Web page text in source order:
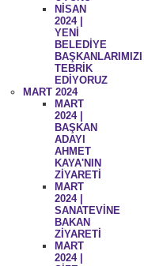
NİSAN
2024 |
YENİ
BELEDİYE
BAŞKANLARIMIZI
TEBRİK
EDİYORUZ
MART 2024
MART
2024 |
BAŞKAN
ADAYI
AHMET
KAYA'NIN
ZİYARETİ
MART
2024 |
SANATEVİNE
BAKAN
ZİYARETİ
MART
2024 |